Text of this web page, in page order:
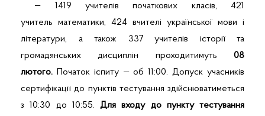
— 1419 учителів початкових класів, 421
учитель математики, 424 вчителі української мови і
літератури, а також 337 учителів історії та
громадянських дисциплін проходитимуть 08
лютого.
Початок іспиту — об 11:00. Допуск учасників
сертифікації до пунктів тестування здійснюватиметься
з 10:30 до 10:55. Для входу до пункту тестування